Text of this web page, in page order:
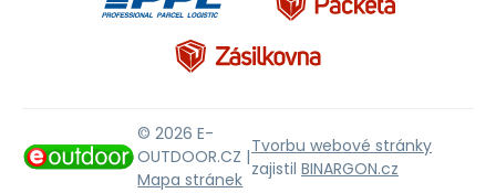
© 2026 E-
OUTDOOR.CZ |
Mapa stránek
Tvorbu webové stránky
zajistil BINARGON.cz